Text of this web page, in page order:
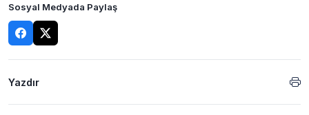
Sosyal Medyada Paylaş
Yazdır